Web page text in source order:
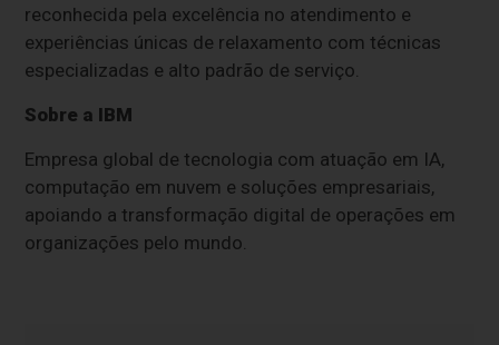
reconhecida pela excelência no atendimento e
experiências únicas de relaxamento com técnicas
especializadas e alto padrão de serviço.
Sobre a IBM
Empresa global de tecnologia com atuação em IA,
computação em nuvem e soluções empresariais,
apoiando a transformação digital de operações em
organizações pelo mundo.